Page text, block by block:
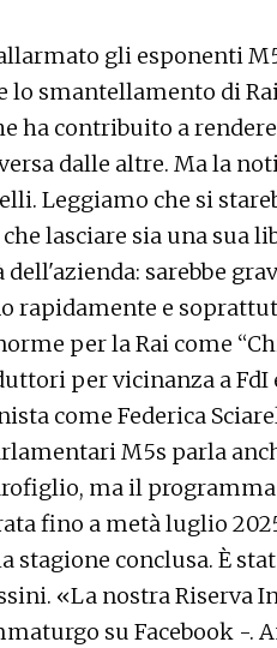
gli esponenti
lo smantellamento di
ha contribuito a
dalle altre. Ma la
Leggiamo che si
lasciare sia una sua
sarebbe
rapidamente e
per la Rai come
per vicinanza a
come Federica
M5s parla
ma il
fino a metà luglio
stagione conclusa. È
«La nostra Riserva
su Facebook -.